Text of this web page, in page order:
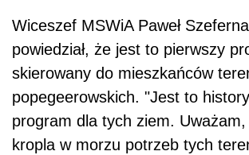
Wiceszef MSWiA Paweł
powiedział, że jest to pierwszy
skierowany do mieszkańców
popegeerowskich. "Jest to
program dla tych ziem.
kropla w morzu potrzeb tych